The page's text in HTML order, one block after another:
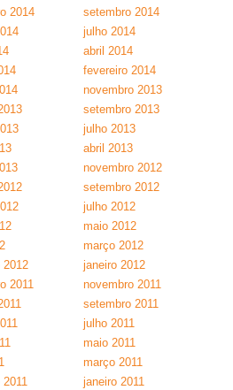
2014
setembro 2014
julho 2014
abril 2014
fevereiro 2014
novembro 2013
setembro 2013
julho 2013
abril 2013
novembro 2012
setembro 2012
julho 2012
maio 2012
março 2012
2012
janeiro 2012
2011
novembro 2011
setembro 2011
julho 2011
maio 2011
março 2011
2011
janeiro 2011